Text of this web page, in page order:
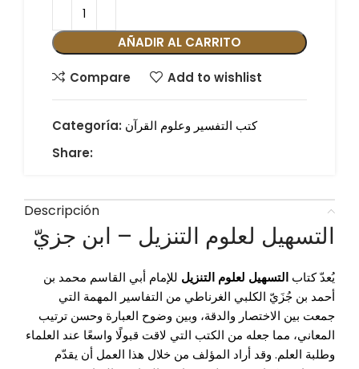
AÑADIR AL CARRITO
Compare Add to wishlist
Categoría: كتب التفسير وعلوم القرآن
Share:
Descripción
التسهيل لعلوم التنزيل – ابن جزيّ
يُعدّ كتاب التسهيل لعلوم التنزيل للإمام أبي القاسم محمد بن
أحمد بن جُزَيّ الكلبي الغرناطي من التفاسير المهمة التي
جمعت بين الاختصار والدقة، وبين وضوح العبارة وحسن ترتيب
المعاني، مما جعله من الكتب التي لاقت قبولًا واسعًا عند العلماء
وطلبة العلم. وقد أراد المؤلف من خلال هذا العمل أن يقدّم